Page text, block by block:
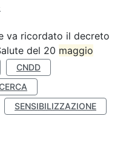
va ricordato il decreto
del 20 maggio
CNDD
SENSIBILIZZAZIONE